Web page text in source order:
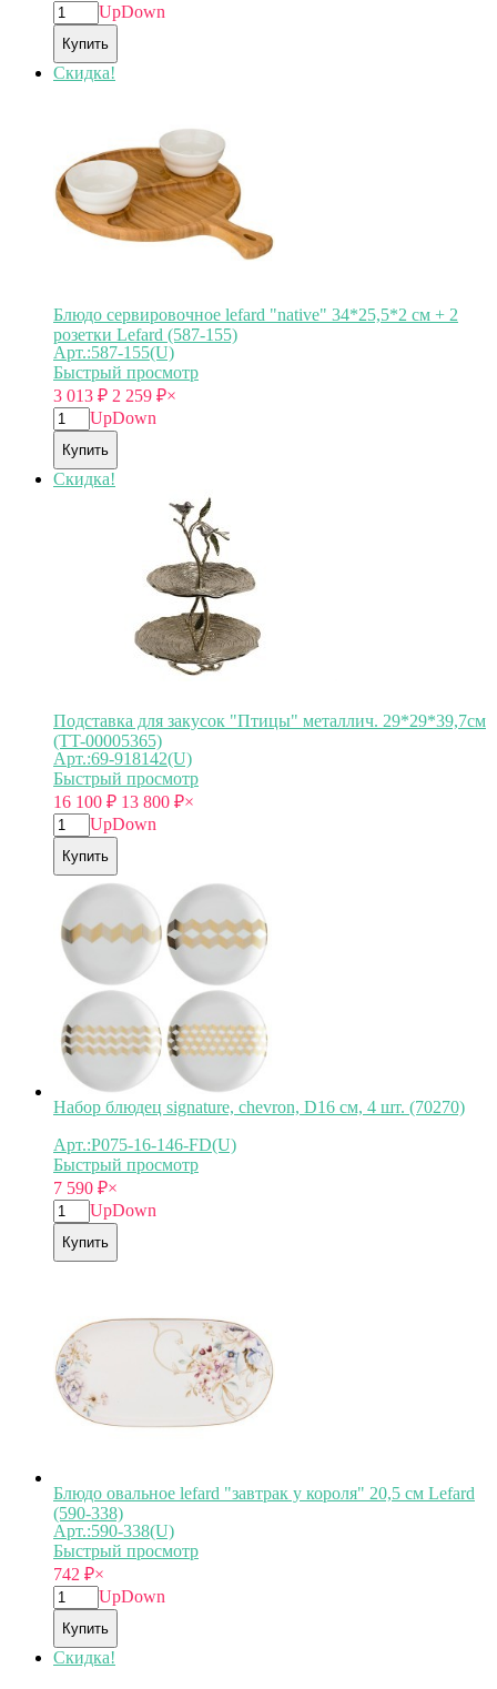
UpDown
Купить
Скидка!
Блюдо сервировочное lefard "native" 34*25,5*2 см + 2
розетки Lefard (587-155)
Арт.:587-155(U)
Быстрый просмотр
3 013 ₽ 2 259 ₽×
UpDown
Купить
Скидка!
Подставка для закусок "Птицы" металлич. 29*29*39,7см
(TT-00005365)
Арт.:69-918142(U)
Быстрый просмотр
16 100 ₽ 13 800 ₽×
UpDown
Купить
Набор блюдец signature, chevron, D16 см, 4 шт. (70270)
Арт.:P075-16-146-FD(U)
Быстрый просмотр
7 590 ₽×
UpDown
Купить
Блюдо овальное lefard "завтрак у короля" 20,5 см Lefard
(590-338)
Арт.:590-338(U)
Быстрый просмотр
742 ₽×
UpDown
Купить
Скидка!